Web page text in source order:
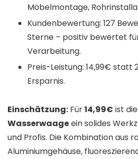
Möbelmontage,
Kundenbewertung: 127
Sterne – positiv bewertet
Verarbeitung.
Preis-Leistung: 14,99€ statt
Ersparnis.
Einschätzung: Für14,99€ ist die
Wasserwaageein solides
und Profis. Die Kombination aus
Aluminiumgehäuse,